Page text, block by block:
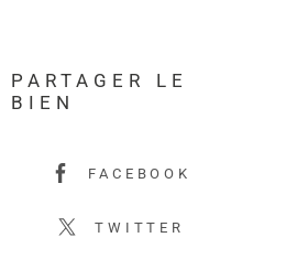
PARTAGER LE
BIEN
FACEBOOK
TWITTER